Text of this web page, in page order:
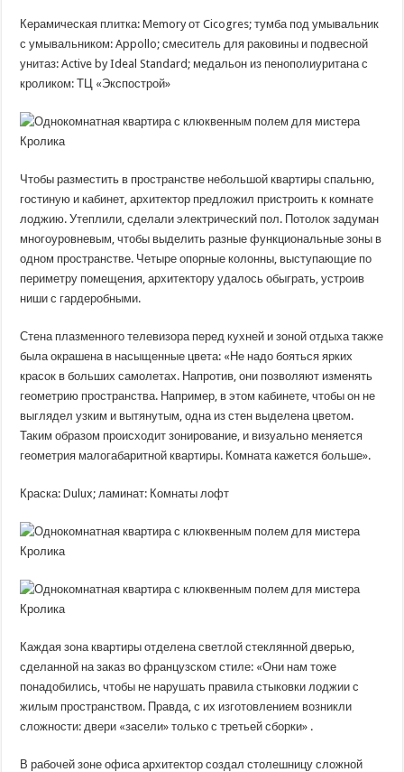
Керамическая плитка: Memory от Cicogres; тумба под умывальник
с умывальником: Appollo; смеситель для раковины и подвесной
унитаз: Active by Ideal Standard; медальон из пенополиуритана с
кроликом: ТЦ «Экспострой»
Чтобы разместить в пространстве небольшой квартиры спальню,
гостиную и кабинет, архитектор предложил пристроить к комнате
лоджию. Утеплили, сделали электрический пол. Потолок задуман
многоуровневым, чтобы выделить разные функциональные зоны в
одном пространстве. Четыре опорные колонны, выступающие по
периметру помещения, архитектору удалось обыграть, устроив
ниши с гардеробными.
Стена плазменного телевизора перед кухней и зоной отдыха также
была окрашена в насыщенные цвета: «Не надо бояться ярких
красок в больших самолетах. Напротив, они позволяют изменять
геометрию пространства. Например, в этом кабинете, чтобы он не
выглядел узким и вытянутым, одна из стен выделена цветом.
Таким образом происходит зонирование, и визуально меняется
геометрия малогабаритной квартиры. Комната кажется больше».
Краска: Dulux; ламинат: Комнаты лофт
Каждая зона квартиры отделена светлой стеклянной дверью,
сделанной на заказ во французском стиле: «Они нам тоже
понадобились, чтобы не нарушать правила стыковки лоджии с
жилым пространством. Правда, с их изготовлением возникли
сложности: двери «засели» только с третьей сборки» .
В рабочей зоне офиса архитектор создал столешницу сложной